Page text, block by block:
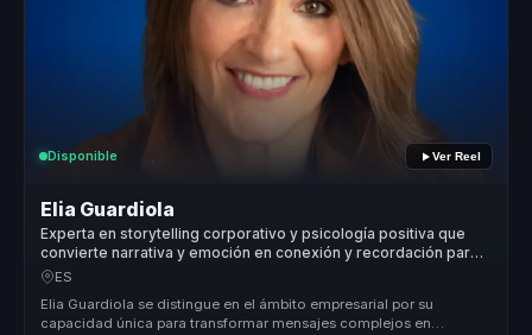
Disponible Ver Reel
Elia Guardiola
Experta en storytelling corporativo y psicología positiva que
convierte narrativa y emoción en conexión y recordación para
marcas y equipos.
ES
Elia Guardiola se distingue en el ámbito empresarial por su
capacidad única para transformar mensajes complejos en